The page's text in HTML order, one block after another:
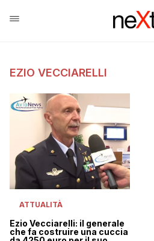
EZIO VECCIARELLI
ATTUALITÀ
Ezio Vecciarelli: il generale
che fa costruire una cuccia